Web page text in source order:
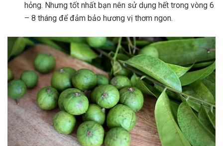
hỏng. Nhưng tốt nhất bạn nên sử dụng hết trong vòng 6
– 8 tháng để đảm bảo hương vị thơm ngon.